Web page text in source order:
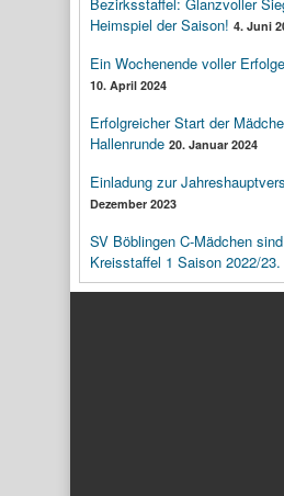
Heimspiel der Saison! 4. Juni
Ein Wochenende voller
10. April 2024
Erfolgreicher Start der
Hallenrunde 20. Januar 2024
Einladung zur
Dezember 2023
SV Böblingen C-Mädchen
Kreisstaffel 1 Saison 2022/23.